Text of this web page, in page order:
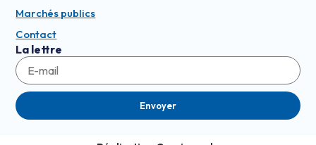
Marchés publics
Contact
La lettre
Envoyer